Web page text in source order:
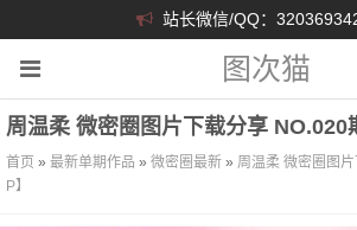
站长微信/QQ：
图次猫
周温柔 微密圈图片下载分享 NO.020
首页 » 最新单期作品 » 微密圈最新 » 周温柔 微密圈图
P】